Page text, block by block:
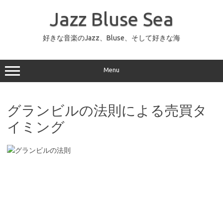
ッ
プ
Jazz Bluse Sea
好きな音楽のJazz、Bluse、そして好きな海
Menu
グランビルの法則による売買タ
イミング